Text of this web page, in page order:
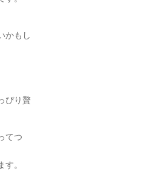
かもし
ぴり贅
てつ
。